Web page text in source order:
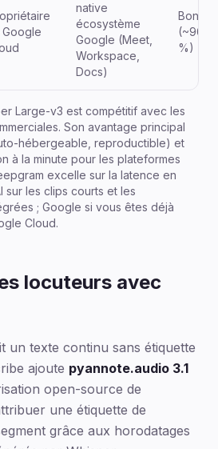
native
écosystème
Google (Meet,
Workspace,
Docs)
Bon
(~90-
%)
Large-v3 est compétitif avec les
Son avantage principal
hébergeable, reproductible) et
à la minute pour les plateformes
excelle sur la latence en
sur les clips courts et les
; Google si vous êtes déjà
Cloud.
locuteurs avec
un texte continu sans étiquette
ajoute pyannote.audio 3.1
open-source de
une étiquette de
grâce aux horodatages